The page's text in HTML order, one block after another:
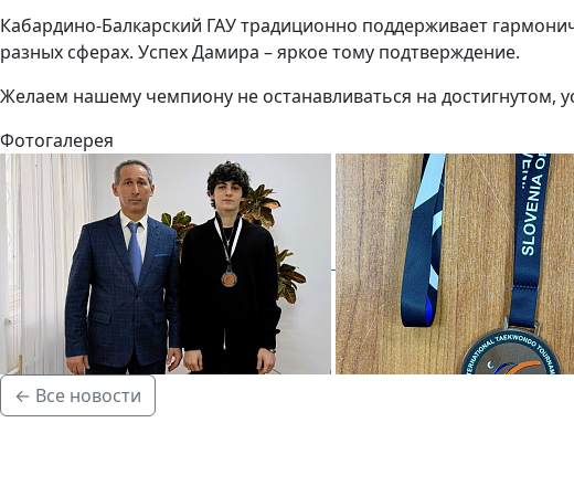
Кабардино-Балкарский ГАУ традиционно поддерживает
разных сферах. Успех Дамира – яркое тому подтверждение.
Желаем нашему чемпиону не останавливаться на
Фотогалерея
← Все новости